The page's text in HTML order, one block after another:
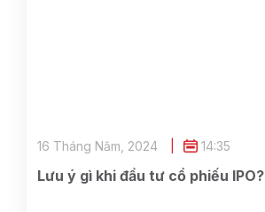
Lưu ý gì khi đầu tư cổ phiếu IPO?
16 Tháng Năm, 2024 14:35